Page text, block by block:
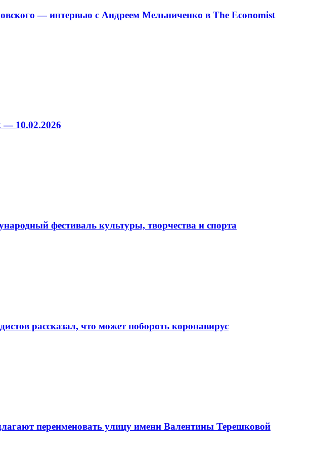
— интервью с Андреем Мельниченко в The Economist
— 10.02.2026
фестиваль культуры, творчества и спорта
рассказал, что может побороть коронавирус
переименовать улицу имени Валентины Терешковой